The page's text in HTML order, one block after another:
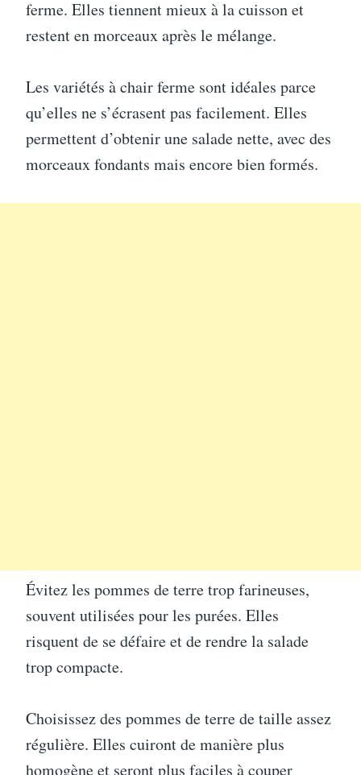
ferme. Elles tiennent mieux à la cuisson et
restent en morceaux après le mélange.
Les variétés à chair ferme sont idéales parce
qu’elles ne s’écrasent pas facilement. Elles
permettent d’obtenir une salade nette, avec des
morceaux fondants mais encore bien formés.
Évitez les pommes de terre trop farineuses,
souvent utilisées pour les purées. Elles
risquent de se défaire et de rendre la salade
trop compacte.
Choisissez des pommes de terre de taille assez
régulière. Elles cuiront de manière plus
homogène et seront plus faciles à couper